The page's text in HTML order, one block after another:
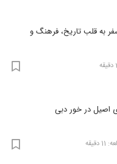
به قلب تاریخ، فرهنگ و
اصیل در خور دبی